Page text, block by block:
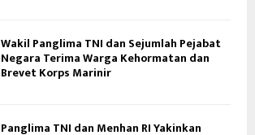
Wakil Panglima TNI dan Sejumlah Pejabat
Negara Terima Warga Kehormatan dan
Brevet Korps Marinir
Panglima TNI dan Menhan RI Yakinkan